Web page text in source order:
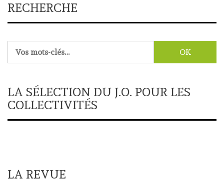
RECHERCHE
LA SÉLECTION DU J.O. POUR LES
COLLECTIVITÉS
LA REVUE